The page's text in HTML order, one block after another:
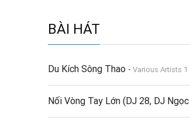
BÀI HÁT
Du Kích Sông Thao - Various Artists 1
Nối Vòng Tay Lớn (DJ 28, DJ